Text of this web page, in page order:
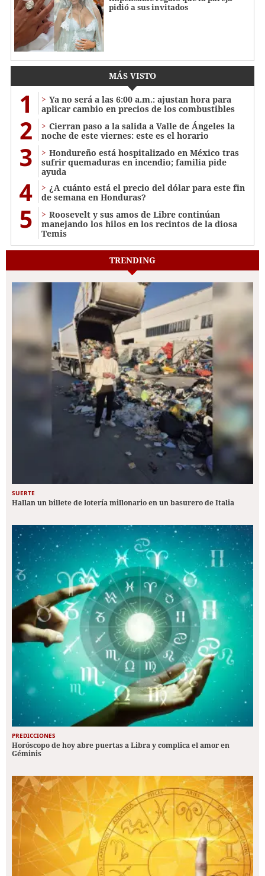
pidió a sus invitados
MÁS VISTO
1
Ya no será a las 6:00 a.m.: ajustan hora para
aplicar cambio en precios de los combustibles
2
Cierran paso a la salida a Valle de Ángeles la
noche de este viernes: este es el horario
3
Hondureño está hospitalizado en México tras
sufrir quemaduras en incendio; familia pide
ayuda
4
¿A cuánto está el precio del dólar para este fin
de semana en Honduras?
5
Roosevelt y sus amos de Libre continúan
manejando los hilos en los recintos de la diosa
Temis
TRENDING
SUERTE
Hallan un billete de lotería millonario en un basurero de Italia
PREDICCIONES
Horóscopo de hoy abre puertas a Libra y complica el amor en
Géminis